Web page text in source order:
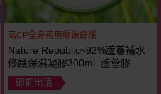
高CP全身萬用曬後舒緩
Nature Republic~92%蘆薈補水
修護保濕凝膠300ml 蘆薈膠
即期出清